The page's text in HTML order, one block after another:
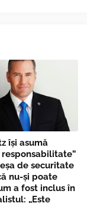
îşi asumă
de securitate
nu-și poate
a fost inclus în
„Este